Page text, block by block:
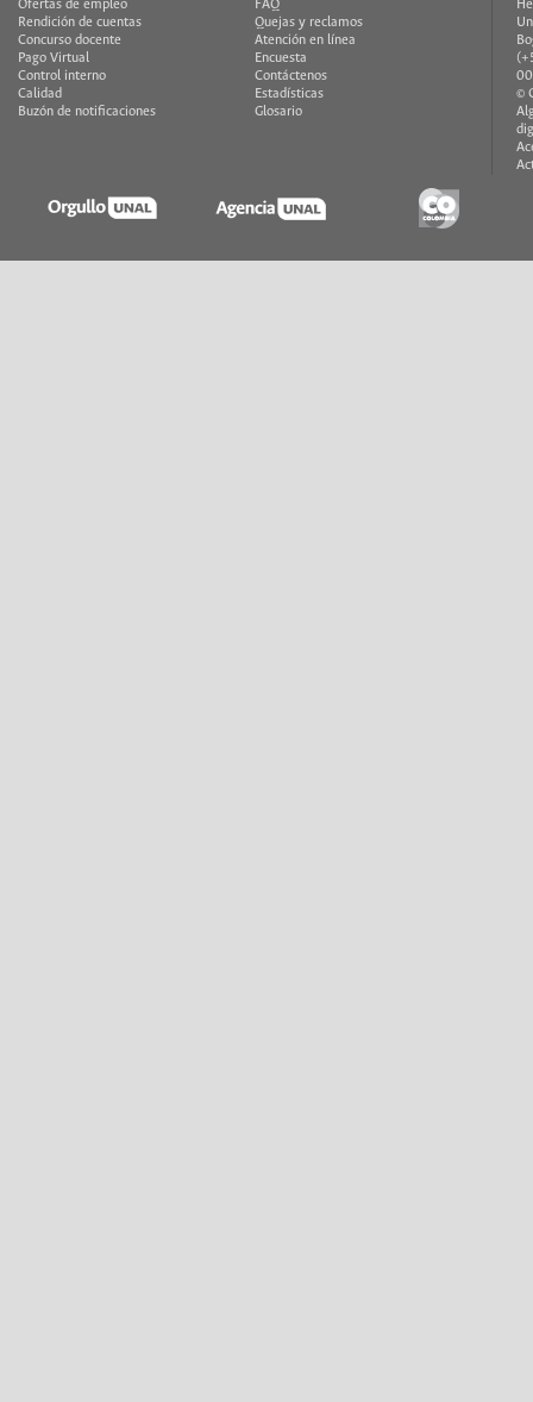
Ofertas de empleo
Rendición de cuentas
Concurso docente
Pago Virtual
Control interno
Calidad
Buzón de notificaciones
FAQ
Quejas y reclamos
Atención en línea
Encuesta
Contáctenos
Estadísticas
Glosario
©